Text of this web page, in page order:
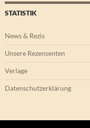
STATISTIK
News & Rezis
Unsere Rezensenten
Verlage
Datenschutzerklärung